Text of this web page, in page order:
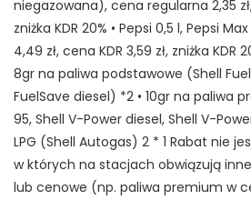
niegazowana), cena regularna 2,35 zł,
zniżka KDR 20% • Pepsi 0,5 l, Pepsi
4,49 zł, cena KDR 3,59 zł, zniżka KDR
8gr na paliwa podstawowe (Shell
FuelSave diesel) *2 • 10gr na paliwa
95, Shell V-Power diesel, Shell V-
LPG (Shell Autogas) 2 * 1 Rabat nie
w których na stacjach obwiązują
lub cenowe (np. paliwa premium w